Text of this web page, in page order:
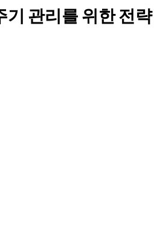
기 관리를 위한 전략